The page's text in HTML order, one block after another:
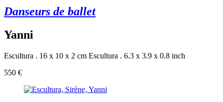
Danseurs de ballet
Yanni
Escultura . 16 x 10 x 2 cm Escultura . 6.3 x 3.9 x 0.8 inch
550 €